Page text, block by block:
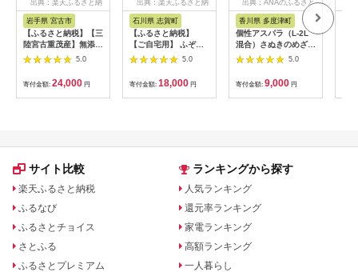
出典：楽天ふるさと納
岩手県 宮古市
【ふるさと納税】【三
陸宮古重茂産】無添加
焼きうに 80g×2、5、
10、30個セット_ 焼
きうに うに ウニ 雲丹
焼きウニ 無添加 おか
ず おつまみ 酒の肴 ご
フト 送料無料 【配送
【G1335814】
5.0
寄付金額: 24,000 円
出典：楽天ふるさと納
石川県 志賀町
【ふるさと納税】
【ご自宅用】 ふぞろ
い ころ柿 約800g
【期間限定発送】 [米
吉農園 石川県 志賀町
BA4132] 干柿 干し柿
柿 かき 枯露柿 果物
最勝柿 ふるさと納税
5.0
寄付金額: 18,000 円
出典：ANAのふるさと
納税
香川県 多度津町
個性アスパラ（L-2L
混合）さぬきのめざめ
1kg (訳あり)【L-14】
5.0
寄付金額: 9,000 円
サイト比較
楽天ふるさと納税
ふるなび
ふるさとチョイス
さとふる
ふるさとプレミアム
ランキングから探す
人気ランキング
還元率ランキング
家電ランキング
高額ランキング
一人暮らし